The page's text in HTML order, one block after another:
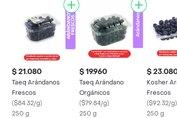
$ 21.080
Taeq Arándanos
Frescos
($84.32/g)
250 g
$ 19.960
Taeq Arándano
Orgánicos
($79.84/g)
250 g
$
Kosher
Frescos
($92.32/g)
250 g